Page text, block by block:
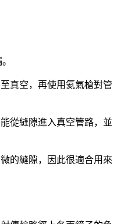
真空，再使用氦氣槍對管
從縫隙進入真空管路，並
的縫隙，因此很適合用來